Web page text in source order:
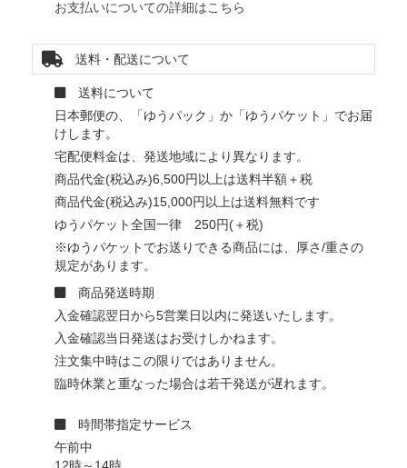
お支払いについての詳細はこちら
送料・配送について
送料について
日本郵便の、「ゆうパック」か「ゆうパケット」でお届
けします。
宅配便料金は、発送地域により異なります。
商品代金(税込み)6,500円以上は送料半額＋税
商品代金(税込み)15,000円以上は送料無料です
ゆうパケット全国一律 250円(＋税)
※ゆうパケットでお送りできる商品には、厚さ/重さの
規定があります。
商品発送時期
入金確認翌日から5営業日以内に発送いたします。
入金確認当日発送はお受けしかねます。
注文集中時はこの限りではありません。
臨時休業と重なった場合は若干発送が遅れます。
時間帯指定サービス
午前中